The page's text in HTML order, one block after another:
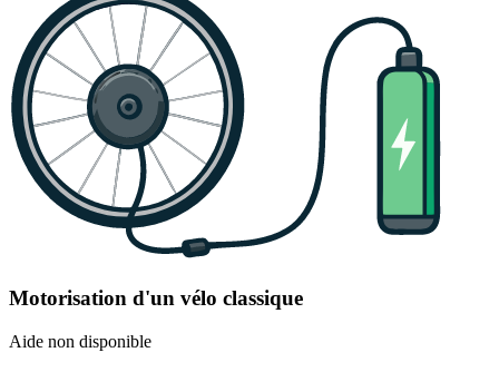
Motorisation d'un vélo classique
Aide non disponible